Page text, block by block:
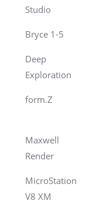
Studio
Bryce 1-5
Deep
Exploration
form.Z
Maxwell
Render
MicroStation
V8 XM